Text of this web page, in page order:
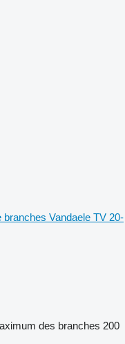
branches Vandaele TV 20-
des branches 200